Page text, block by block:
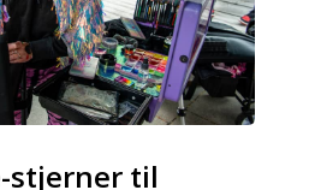
stjerner til